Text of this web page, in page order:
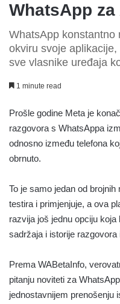
WhatsApp
WhatsApp konstantno
okviru svoje
sve vlasnike uređaja
1 minute read
Prošle godine Meta je
razgovora s WhatsAppa
odnosno između telefona
obrnuto.
To je samo jedan od
testira i primjenjuje, a ova
razvija još jednu opciju
sadržaja i istorije razgovora
Prema WABetaInfo,
pitanju noviteti za
jednostavnijem prenošenju